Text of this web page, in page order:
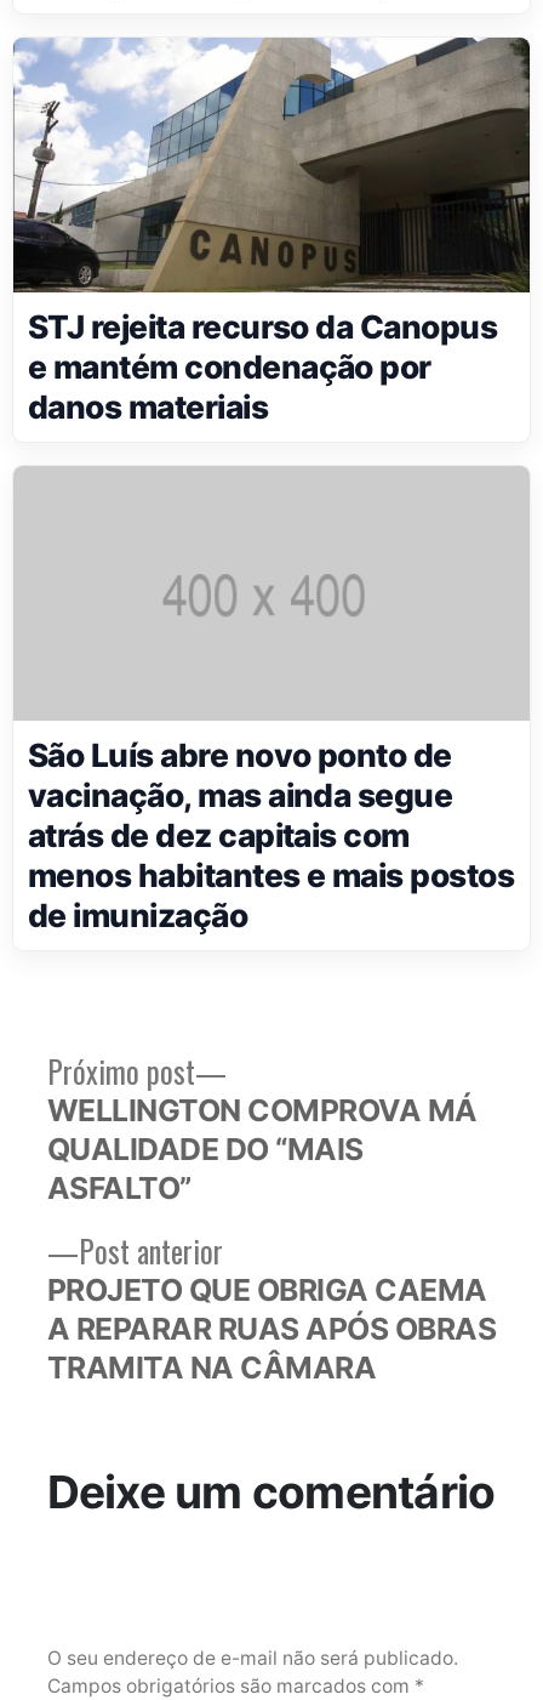
STJ rejeita recurso da Canopus
e mantém condenação por
danos materiais
São Luís abre novo ponto de
vacinação, mas ainda segue
atrás de dez capitais com
menos habitantes e mais postos
de imunização
Navegação
de
Post
Post anteriorPost
anterior:
PROJETO QUE OBRIGA CAEMA
A REPARAR RUAS APÓS OBRAS
TRAMITA NA CÂMARA
Próximo post
Próximo
post:
WELLINGTON COMPROVA MÁ
QUALIDADE DO “MAIS
ASFALTO”
Deixe um comentário
O seu endereço de e-mail não será publicado.
Campos obrigatórios são marcados com *